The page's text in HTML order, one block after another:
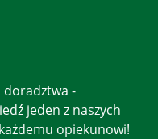
doradztwa -
jeden z naszych
opiekunowi!